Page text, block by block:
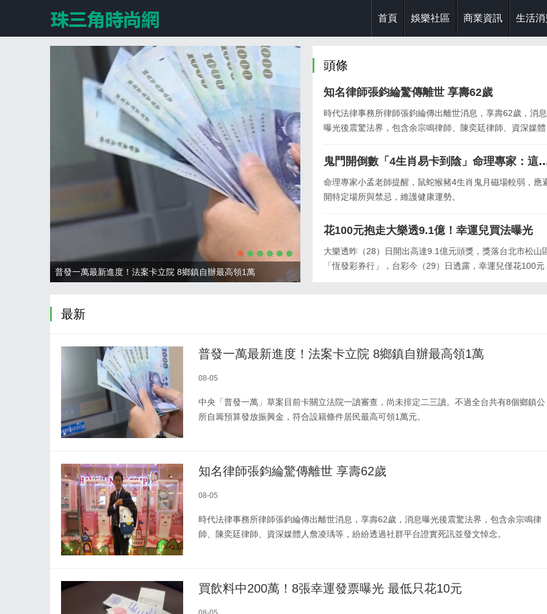
首頁 娛樂社區 商業資訊 生活消
普發一萬最新進度！法案卡立院 8鄉鎮自辦最高領1萬 白海豚路徑南修「恐衝家門口」這天距離台灣最近
頭條
知名律師張鈞綸驚傳離世 享壽62歲
時代法律事務所律師張鈞綸傳出離世消息，享壽62歲，消息
曝光後震驚法界，包含余宗鳴律師、陳奕廷律師、資深媒體
鬼門開倒數「4生肖易卡到陰
命理專家小孟老師提醒，鼠蛇猴豬4生肖鬼月磁場較弱，應
開特定場所與禁忌，維護健康運勢。
花100元抱走大樂透9.1億！幸運兒買法曝光
大樂透昨（28）日開出高達9.1億元頭獎，獎落台北市松山
「恆發彩券行」，台彩今（29）日透露，幸運兒僅花100元
最新
普發一萬最新進度！法案卡立院 8鄉鎮自辦最高領1萬
08-05
中央「普發一萬」草案目前卡關立法院一讀審查，尚未排定二三讀。不過全台共有8個鄉鎮公
所自籌預算發放振興金，符合設籍條件居民最高可領1萬元。
知名律師張鈞綸驚傳離世 享壽62歲
08-05
時代法律事務所律師張鈞綸傳出離世消息，享壽62歲，消息曝光後震驚法界，包含余宗鳴律
師、陳奕廷律師、資深媒體人詹凌瑀等，紛紛透過社群平台證實死訊並發文悼念。
買飲料中200萬！8張幸運發票曝光 最低只花10元